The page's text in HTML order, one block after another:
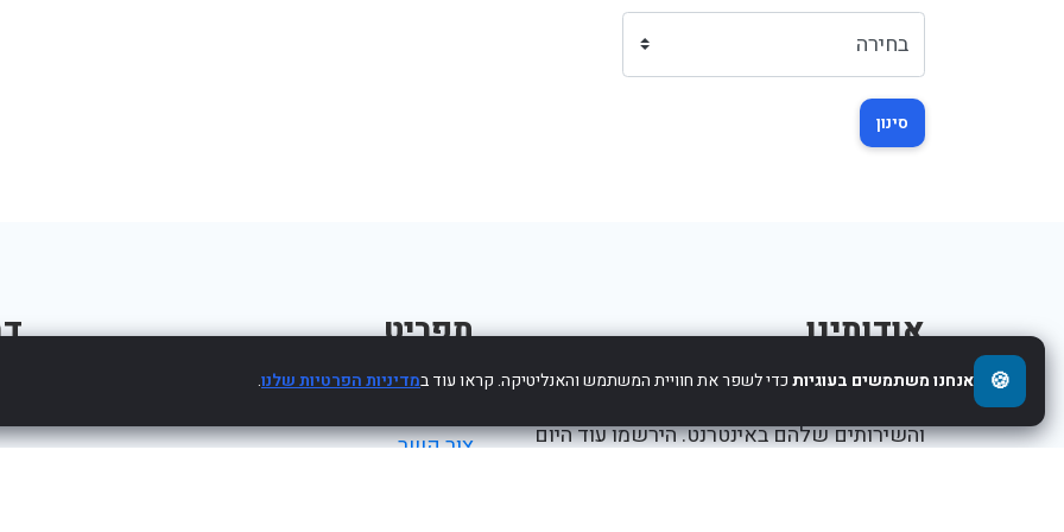
סינון
אודותינו
והשירותים שלהם באינטרנט. הירשמו עוד היום
תפריט
צור קשר
🍪 אנחנו משתמשים בעוגיותכדי לשפר את חוויית המשתמש והאנליטיקה. קראו עוד במדיניות הפרטיות שלנו.